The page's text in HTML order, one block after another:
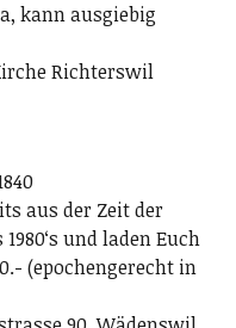
kann ausgiebig
Richterswil
aus der Zeit der
und laden Euch
(epochengerecht in